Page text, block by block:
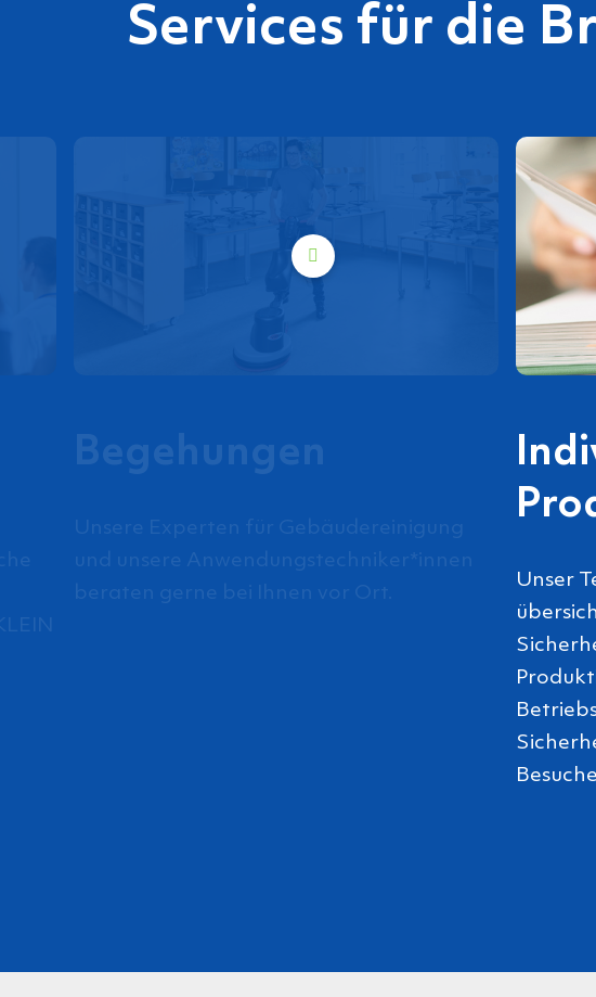
Services für die
Begehungen
Unsere Experten für Gebäudereinigung
und unsere Anwendungstechniker*innen
beraten gerne bei Ihnen vor Ort.
Unser